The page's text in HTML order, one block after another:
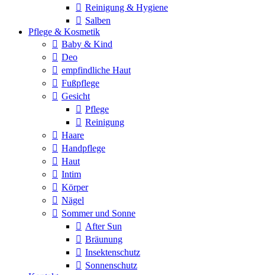
Reinigung & Hygiene
Salben
Pflege & Kosmetik
Baby & Kind
Deo
empfindliche Haut
Fußpflege
Gesicht
Pflege
Reinigung
Haare
Handpflege
Haut
Intim
Körper
Nägel
Sommer und Sonne
After Sun
Bräunung
Insektenschutz
Sonnenschutz